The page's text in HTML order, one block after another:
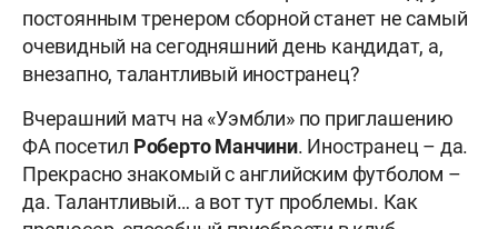
постоянным тренером сборной станет не самый
очевидный на сегодняшний день кандидат, а,
внезапно, талантливый иностранец?
Вчерашний матч на «Уэмбли» по приглашению
ФА посетил Роберто Манчини. Иностранец – да.
Прекрасно знакомый с английским футболом –
да. Талантливый… а вот тут проблемы. Как